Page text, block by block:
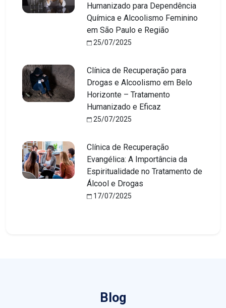
Humanizado para Dependência
Química e Alcoolismo Feminino
em São Paulo e Região
25/07/2025
Clínica de Recuperação para
Drogas e Alcoolismo em Belo
Horizonte – Tratamento
Humanizado e Eficaz
25/07/2025
Clínica de Recuperação
Evangélica: A Importância da
Espiritualidade no Tratamento de
Álcool e Drogas
17/07/2025
Blog